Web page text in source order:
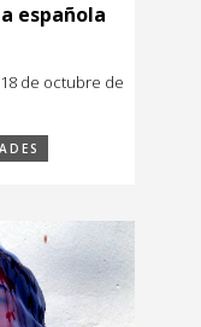
española
de octubre de